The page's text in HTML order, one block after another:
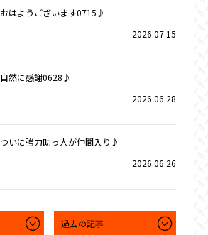
おはようございます0715♪
2026.07.15
自然に感謝0628♪
2026.06.28
ついに強力助っ人が仲間入り♪
2026.06.26